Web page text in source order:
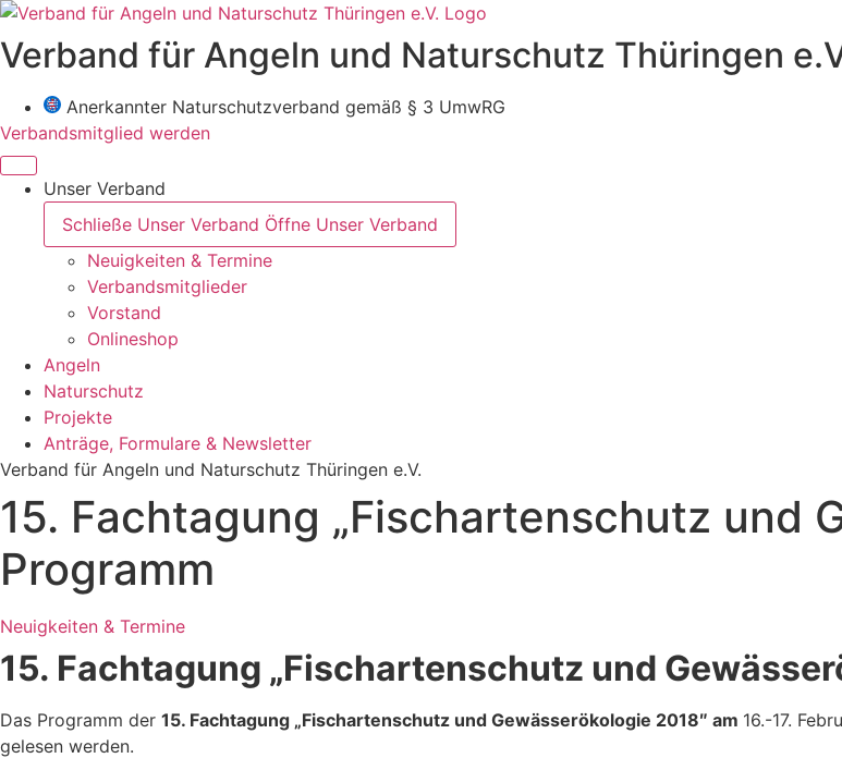
Zum
Inhalt
wechseln
Verband für Angeln und Naturschutz Thüringen
Anerkannter Naturschutzverband gemäß § 3 UmwRG
Verbandsmitglied werden
Unser Verband
Schließe Unser Verband Öffne Unser Verband
Neuigkeiten & Termine
Verbandsmitglieder
Vorstand
Onlineshop
Angeln
Naturschutz
Projekte
Anträge, Formulare & Newsletter
Verband für Angeln und Naturschutz Thüringen e.V.
15. Fachtagung „Fischartenschutz und
Programm
Neuigkeiten & Termine
15. Fachtagung „Fischartenschutz und
Das Programm der 15. Fachtagung „Fischartenschutz und Gewässerökologie 2018″ am 16.-17.
gelesen werden.